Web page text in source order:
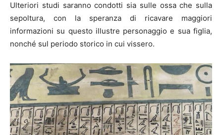
Ulteriori studi saranno condotti sia sulle ossa che sulla
sepoltura, con la speranza di ricavare maggiori
informazioni su questo illustre personaggio e sua figlia,
nonché sul periodo storico in cui vissero.